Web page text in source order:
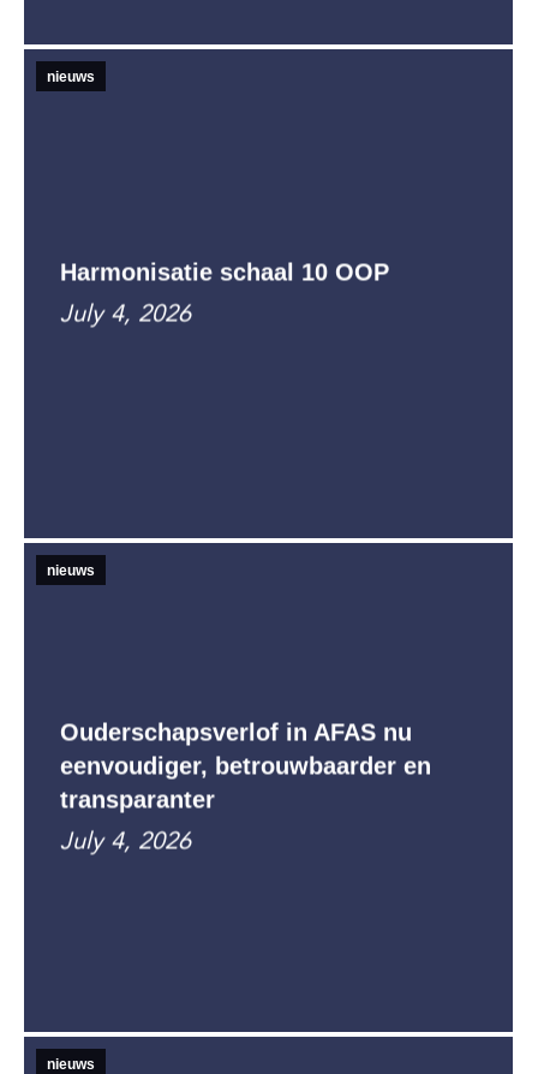
nieuws
Harmonisatie schaal 10 OOP
July 4, 2026
nieuws
Ouderschapsverlof in AFAS nu
eenvoudiger, betrouwbaarder en
transparanter
July 4, 2026
nieuws